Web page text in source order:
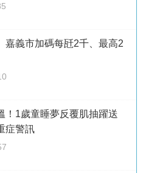
義市加碼每瓩2千、最高2
！1歲童睡夢反覆肌抽躍送
症警訊